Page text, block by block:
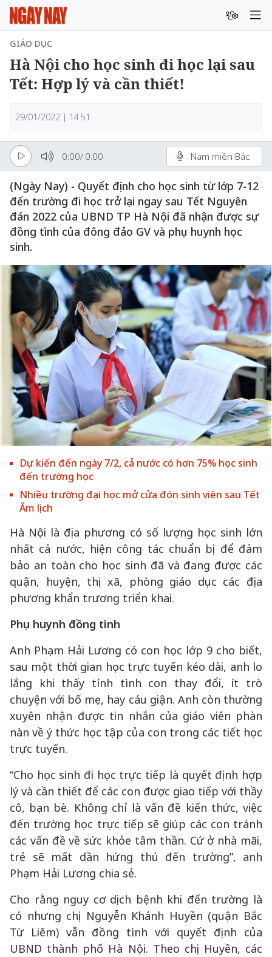
GIÁO DỤC
Hà Nội cho học sinh đi học lại sau
Tết: Hợp lý và cần thiết!
29/01/2022 | 14:51
0:00/ 0:00 Nam miền Bắc
(Ngày Nay) - Quyết định cho học sinh từ lớp 7-12
đến trường đi học trở lại ngay sau Tết Nguyên
đán 2022 của UBND TP Hà Nội đã nhận được sự
đồng tình của đông đảo GV và phụ huynh học
sinh.
Dự kiến đến ngày 7/2, cả nước có hơn 75% học sinh
đến trường học
Nhiều trường đại học mở cửa đón sinh viên sau Tết
Âm lịch
Hà Nội là địa phương có số lượng học sinh lớn
nhất cả nước, hiện công tác chuẩn bị để đảm
bảo an toàn cho học sinh đã và đang được các
quận, huyện, thị xã, phòng giáo dục các địa
phương khẩn trương triển khai.
Phụ huynh đồng tình
Anh Phạm Hải Lương có con học lớp 9 cho biết,
sau một thời gian học trực tuyến kéo dài, anh lo
lắng khi thấy tính tình con thay đổi, ít trò
chuyện với bố mẹ, hay cáu giận. Anh còn thường
xuyên nhận được tin nhắn của giáo viên phàn
nàn về ý thức học tập của con trong các tiết học
trực tuyến.
“Cho học sinh đi học trực tiếp là quyết định hợp
lý và cần thiết để các con được giao tiếp với thầy
cô, bạn bè. Không chỉ là vấn đề kiến thức, việc
đến trường học trực tiếp sẽ giúp các con tránh
các vấn đề về sức khỏe tâm thần. Cứ ở nhà mãi,
trẻ sẽ mất dần hứng thú đến trường”, anh
Phạm Hải Lương chia sẻ.
Cho rằng nguy cơ dịch bệnh khi đến trường là
có nhưng chị Nguyễn Khánh Huyền (quận Bắc
Từ Liêm) vẫn đồng tình với quyết định của
UBND thành phố Hà Nội. Theo chị Huyền, các